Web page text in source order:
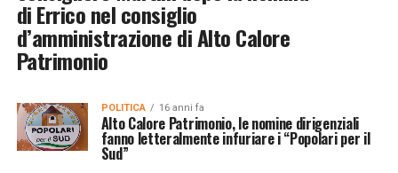
di Errico nel consiglio
d’amministrazione di Alto Calore
Patrimonio
POLITICA 16 anni fa
Alto Calore Patrimonio, le nomine dirigenziali
fanno letteralmente infuriare i “Popolari per il
Sud”